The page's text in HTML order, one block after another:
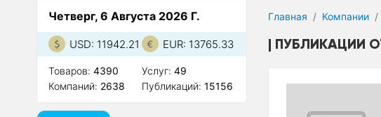
Главная Компании
ПУБЛИКАЦИИ
Четверг, 6 Августа 2026 Г.
USD: 11942.21 EUR: 13765.33
Товаров: 4390
Компаний: 2638
Услуг:49
Публикаций:15156